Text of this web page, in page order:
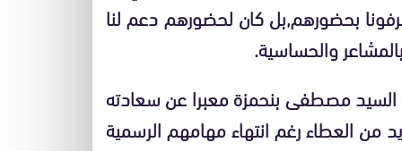
بحضورهم,بل كان لحضورهم دعم لنا
والحساسية.
مصطفى بنحمزة معبرا عن سعادته
من العطاء رغم انتهاء مهامهم الرسمية